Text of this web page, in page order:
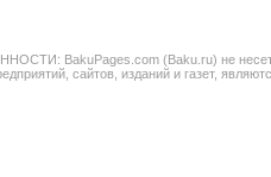
BakuPages.com (Baku.ru) не несет
сайтов, изданий и газет,